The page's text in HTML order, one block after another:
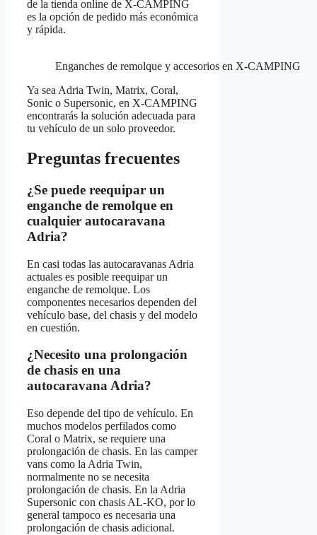
de la tienda online de X-CAMPING
es la opción de pedido más económica
y rápida.
Enganches de remolque y accesorios en X-CAMPING
Ya sea Adria Twin, Matrix, Coral,
Sonic o Supersonic, en X-CAMPING
encontrarás la solución adecuada para
tu vehículo de un solo proveedor.
Preguntas frecuentes
¿Se puede reequipar un
enganche de remolque en
cualquier autocaravana
Adria?
En casi todas las autocaravanas Adria
actuales es posible reequipar un
enganche de remolque. Los
componentes necesarios dependen del
vehículo base, del chasis y del modelo
en cuestión.
¿Necesito una prolongación
de chasis en una
autocaravana Adria?
Eso depende del tipo de vehículo. En
muchos modelos perfilados como
Coral o Matrix, se requiere una
prolongación de chasis. En las camper
vans como la Adria Twin,
normalmente no se necesita
prolongación de chasis. En la Adria
Supersonic con chasis AL-KO, por lo
general tampoco es necesaria una
prolongación de chasis adicional.